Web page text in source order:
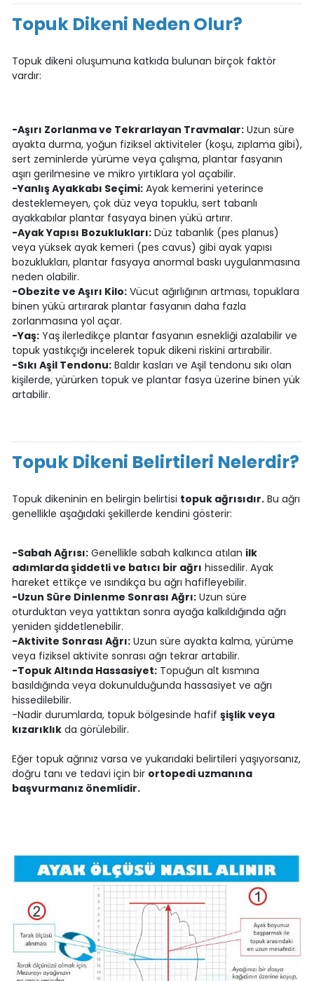
Topuk Dikeni Neden Olur?
Topuk dikeni oluşumuna katkıda bulunan birçok faktör
vardır:
-Aşırı Zorlanma ve Tekrarlayan Travmalar:Uzun süre
ayakta durma, yoğun fiziksel aktiviteler (koşu, zıplama gibi),
sert zeminlerde yürüme veya çalışma, plantar fasyanın
aşırı gerilmesine ve mikro yırtıklara yol açabilir.
-Yanlış Ayakkabı Seçimi:Ayak kemerini yeterince
desteklemeyen, çok düz veya topuklu, sert tabanlı
ayakkabılar plantar fasyaya binen yükü artırır.
-Ayak Yapısı Bozuklukları:Düz tabanlık (pes planus)
veya yüksek ayak kemeri (pes cavus) gibi ayak yapısı
bozuklukları, plantar fasyaya anormal baskı uygulanmasına
neden olabilir.
-Obezite ve Aşırı Kilo:Vücut ağırlığının artması, topuklara
binen yükü artırarak plantar fasyanın daha fazla
zorlanmasına yol açar.
-Yaş:Yaş ilerledikçe plantar fasyanın esnekliği azalabilir ve
topuk yastıkçığı incelerek topuk dikeni riskini artırabilir.
-Sıkı Aşil Tendonu:Baldır kasları ve Aşil tendonu sıkı olan
kişilerde, yürürken topuk ve plantar fasya üzerine binen yük
artabilir.
Topuk Dikeni Belirtileri Nelerdir?
Topuk dikeninin en belirgin belirtisi topuk ağrısıdır.Bu ağrı
genellikle aşağıdaki şekillerde kendini gösterir:
-Sabah Ağrısı:Genellikle sabah kalkınca atılan ilk
adımlarda şiddetli ve batıcı bir ağrı hissedilir. Ayak
hareket ettikçe ve ısındıkça bu ağrı hafifleyebilir.
-Uzun Süre Dinlenme Sonrası Ağrı:Uzun süre
oturduktan veya yattıktan sonra ayağa kalkıldığında ağrı
yeniden şiddetlenebilir.
-Aktivite Sonrası Ağrı:Uzun süre ayakta kalma, yürüme
veya fiziksel aktivite sonrası ağrı tekrar artabilir.
-Topuk Altında Hassasiyet:Topuğun alt kısmına
basıldığında veya dokunulduğunda hassasiyet ve ağrı
hissedilebilir.
-Nadir durumlarda, topuk bölgesinde hafif şişlik veya
kızarıklıkda görülebilir.
Eğer topuk ağrınız varsa ve yukarıdaki belirtileri yaşıyorsanız,
doğru tanı ve tedavi için bir ortopedi uzmanına
başvurmanız önemlidir.